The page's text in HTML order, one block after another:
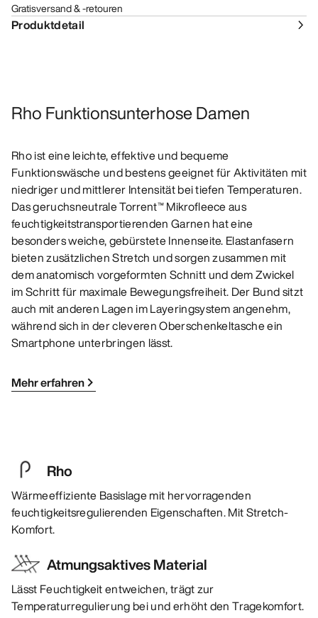
Gratisversand & -retouren
Produktdetail
Rho Funktionsunterhose Damen
Rho ist eine leichte, effektive und bequeme
Funktionswäsche und bestens geeignet für Aktivitäten mit
niedriger und mittlerer Intensität bei tiefen Temperaturen.
Das geruchsneutrale Torrent™ Mikrofleece aus
feuchtigkeitstransportierenden Garnen hat eine
besonders weiche, gebürstete Innenseite. Elastanfasern
bieten zusätzlichen Stretch und sorgen zusammen mit
dem anatomisch vorgeformten Schnitt und dem Zwickel
im Schritt für maximale Bewegungsfreiheit. Der Bund sitzt
auch mit anderen Lagen im Layeringsystem angenehm,
während sich in der cleveren Oberschenkeltasche ein
Smartphone unterbringen lässt.
Mehr erfahren
Rho
Wärmeeffiziente Basislage mit hervorragenden
feuchtigkeitsregulierenden Eigenschaften. Mit Stretch-
Komfort.
Atmungsaktives Material
Lässt Feuchtigkeit entweichen, trägt zur
Temperaturregulierung bei und erhöht den Tragekomfort.